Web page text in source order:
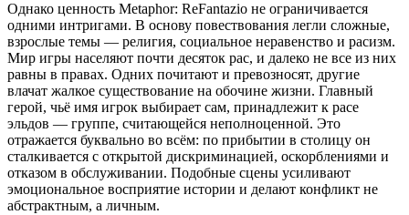
Однако ценность Metaphor: ReFantazio не ограничивается
одними интригами. В основу повествования легли сложные,
взрослые темы — религия, социальное неравенство и расизм.
Мир игры населяют почти десяток рас, и далеко не все из них
равны в правах. Одних почитают и превозносят, другие
влачат жалкое существование на обочине жизни. Главный
герой, чьё имя игрок выбирает сам, принадлежит к расе
эльдов — группе, считающейся неполноценной. Это
отражается буквально во всём: по прибытии в столицу он
сталкивается с открытой дискриминацией, оскорблениями и
отказом в обслуживании. Подобные сцены усиливают
эмоциональное восприятие истории и делают конфликт не
абстрактным, а личным.